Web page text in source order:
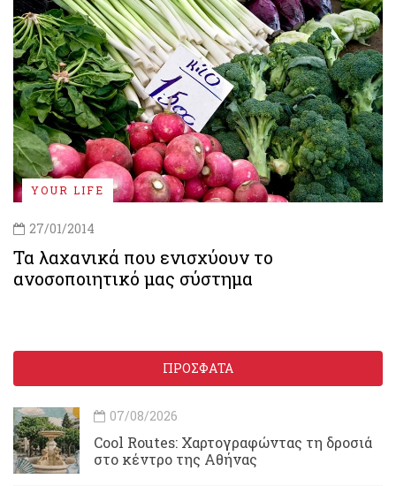
YOUR LIFE
27/01/2014
Τα λαχανικά που ενισχύουν το
ανοσοποιητικό μας σύστημα
ΠΡΟΣΦΑΤΑ
07/08/2026
Cool Routes: Χαρτογραφώντας τη δροσιά
στο κέντρο της Αθήνας